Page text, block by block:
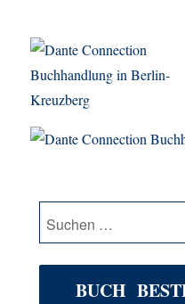
Dante
Suche
nach:
BUCH